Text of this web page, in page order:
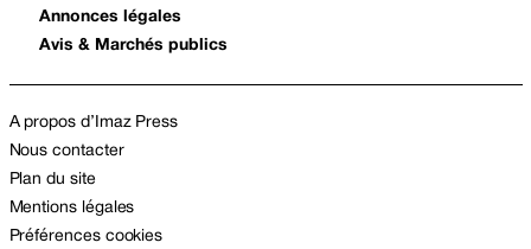
Annonces légales
Avis & Marchés publics
A propos d’Imaz Press
Nous contacter
Plan du site
Mentions légales
Préférences cookies